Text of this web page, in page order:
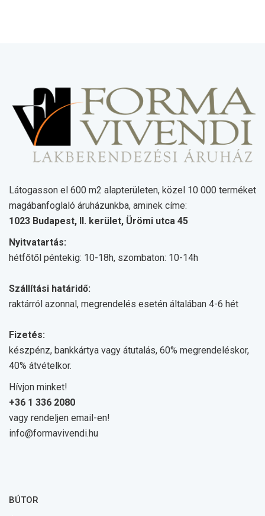
Látogasson el 600 m2 alapterületen, közel 10 000 terméket
magábanfoglaló áruházunkba, aminek címe:
1023 Budapest, II. kerület, Ürömi utca 45
Nyitvatartás:
hétfőtől péntekig: 10-18h, szombaton: 10-14h
Szállítási határidő:
raktárról azonnal, megrendelés esetén általában 4-6 hét
Fizetés:
készpénz, bankkártya vagy átutalás, 60% megrendeléskor,
40% átvételkor.
Hívjon minket!
+36 1 336 2080
vagy rendeljen email-en!
info@formavivendi.hu
BÚTOR